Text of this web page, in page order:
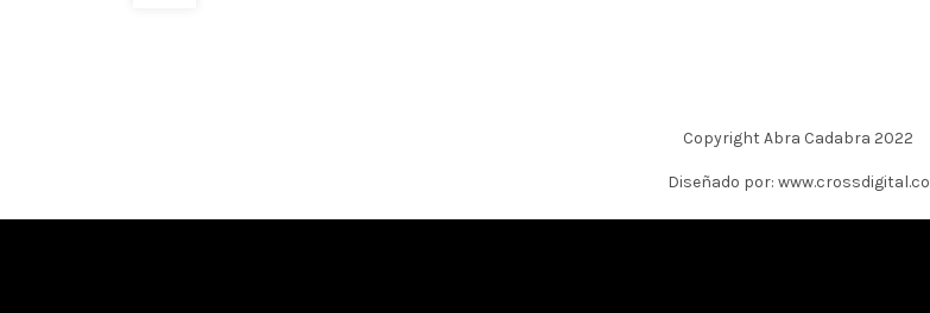
Copyright Abra Cadabra 2022
Diseñado por: www.crossdigital.co